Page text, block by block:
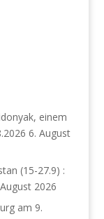
einem
6. August
(15-27.9) :
2026
am 9.